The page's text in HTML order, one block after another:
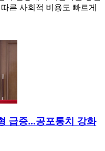
른 사회적 비용도 빠르게
급증...공포통치 강화